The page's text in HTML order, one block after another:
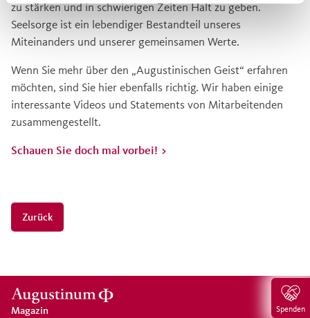
Spenden
zu stärken und in schwierigen Zeiten Halt zu geben.
Seelsorge ist ein lebendiger Bestandteil unseres
Miteinanders und unserer gemeinsamen Werte.
Wenn Sie mehr über den „Augustinischen Geist“ erfahren
möchten, sind Sie hier ebenfalls richtig. Wir haben einige
interessante Videos und Statements von Mitarbeitenden
zusammengestellt.
Schauen Sie doch mal vorbei!
Zurück
Magazin